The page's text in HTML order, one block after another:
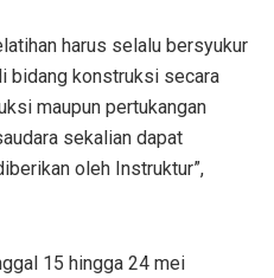
harus selalu bersyukur
bidang konstruksi secara
maupun pertukangan
sekalian dapat
oleh Instruktur”,
15 hingga 24 mei